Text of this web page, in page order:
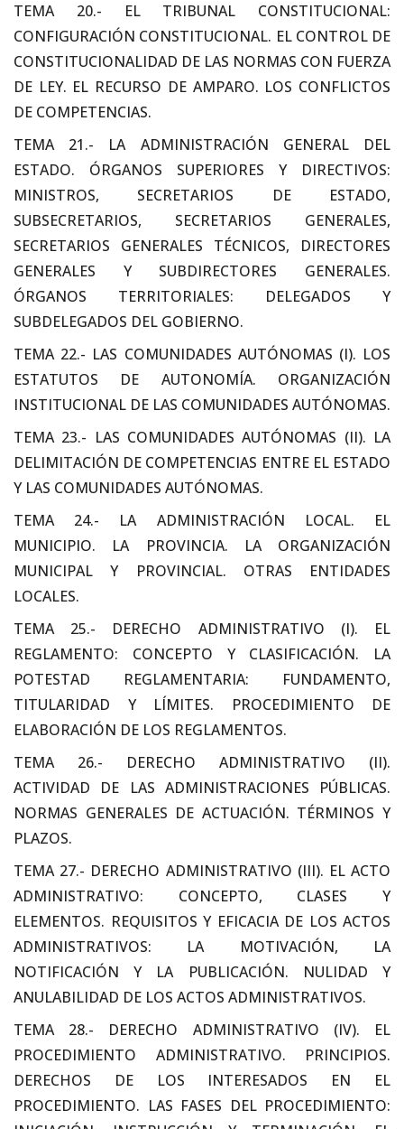
TEMA 20.- EL TRIBUNAL CONSTITUCIONAL:
CONFIGURACIÓN CONSTITUCIONAL. EL CONTROL DE
CONSTITUCIONALIDAD DE LAS NORMAS CON FUERZA
DE LEY. EL RECURSO DE AMPARO. LOS CONFLICTOS
DE COMPETENCIAS.
TEMA 21.- LA ADMINISTRACIÓN GENERAL DEL
ESTADO. ÓRGANOS SUPERIORES Y DIRECTIVOS:
MINISTROS, SECRETARIOS DE ESTADO,
SUBSECRETARIOS, SECRETARIOS GENERALES,
SECRETARIOS GENERALES TÉCNICOS, DIRECTORES
GENERALES Y SUBDIRECTORES GENERALES.
ÓRGANOS TERRITORIALES: DELEGADOS Y
SUBDELEGADOS DEL GOBIERNO.
TEMA 22.- LAS COMUNIDADES AUTÓNOMAS (I). LOS
ESTATUTOS DE AUTONOMÍA. ORGANIZACIÓN
INSTITUCIONAL DE LAS COMUNIDADES AUTÓNOMAS.
TEMA 23.- LAS COMUNIDADES AUTÓNOMAS (II). LA
DELIMITACIÓN DE COMPETENCIAS ENTRE EL ESTADO
Y LAS COMUNIDADES AUTÓNOMAS.
TEMA 24.- LA ADMINISTRACIÓN LOCAL. EL
MUNICIPIO. LA PROVINCIA. LA ORGANIZACIÓN
MUNICIPAL Y PROVINCIAL. OTRAS ENTIDADES
LOCALES.
TEMA 25.- DERECHO ADMINISTRATIVO (I). EL
REGLAMENTO: CONCEPTO Y CLASIFICACIÓN. LA
POTESTAD REGLAMENTARIA: FUNDAMENTO,
TITULARIDAD Y LÍMITES. PROCEDIMIENTO DE
ELABORACIÓN DE LOS REGLAMENTOS.
TEMA 26.- DERECHO ADMINISTRATIVO (II).
ACTIVIDAD DE LAS ADMINISTRACIONES PÚBLICAS.
NORMAS GENERALES DE ACTUACIÓN. TÉRMINOS Y
PLAZOS.
TEMA 27.- DERECHO ADMINISTRATIVO (III). EL ACTO
ADMINISTRATIVO: CONCEPTO, CLASES Y
ELEMENTOS. REQUISITOS Y EFICACIA DE LOS ACTOS
ADMINISTRATIVOS: LA MOTIVACIÓN, LA
NOTIFICACIÓN Y LA PUBLICACIÓN. NULIDAD Y
ANULABILIDAD DE LOS ACTOS ADMINISTRATIVOS.
TEMA 28.- DERECHO ADMINISTRATIVO (IV). EL
PROCEDIMIENTO ADMINISTRATIVO. PRINCIPIOS.
DERECHOS DE LOS INTERESADOS EN EL
PROCEDIMIENTO. LAS FASES DEL PROCEDIMIENTO: